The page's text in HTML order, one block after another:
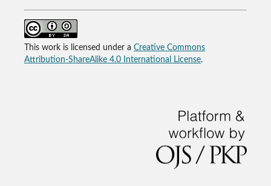
This work is licensed under a Creative Commons
Attribution-ShareAlike 4.0 International License.